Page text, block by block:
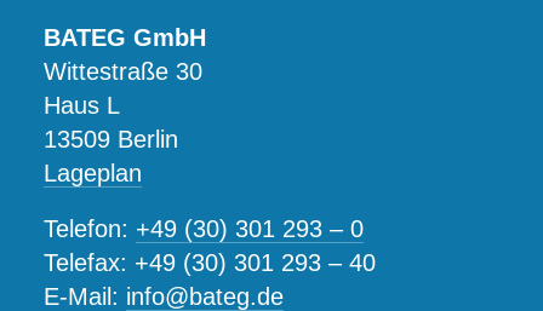
BATEG GmbH
Wittestraße 30
Haus L
13509 Berlin
Lageplan
Telefon: +49 (30) 301 293 – 0
Telefax: +49 (30) 301 293 – 40
E-Mail: info@bateg.de